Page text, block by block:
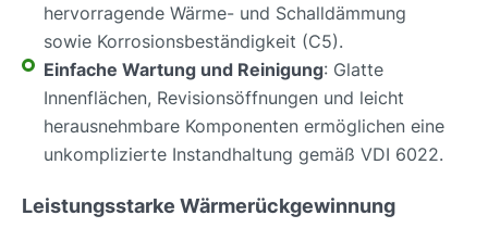
hervorragende Wärme- und Schalldämmung
sowie Korrosionsbeständigkeit (C5).
Einfache Wartung und Reinigung: Glatte
Innenflächen, Revisionsöffnungen und leicht
herausnehmbare Komponenten ermöglichen eine
unkomplizierte Instandhaltung gemäß VDI 6022.
Leistungsstarke Wärmerückgewinnung